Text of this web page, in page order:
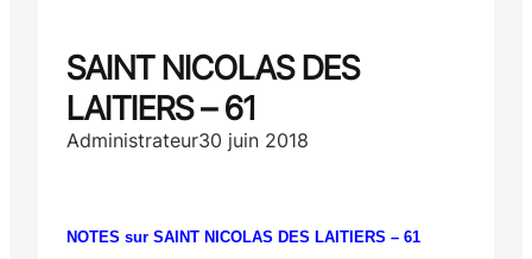
SAINT NICOLAS DES
LAITIERS – 61
Administrateur30 juin 2018
NOTES sur SAINT NICOLAS DES LAITIERS – 61